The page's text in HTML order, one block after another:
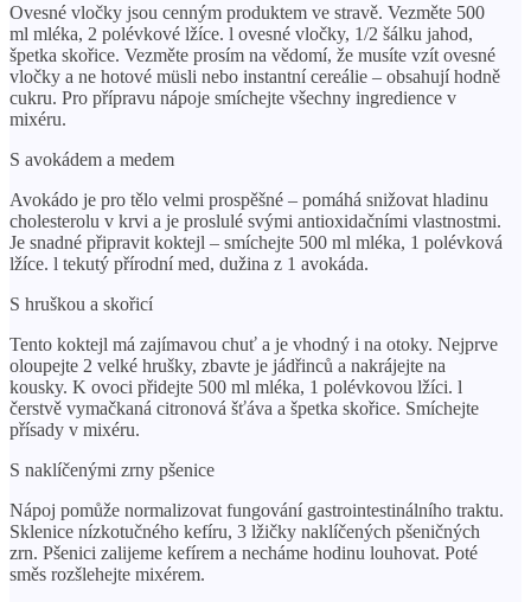
Ovesné vločky jsou cenným produktem ve stravě. Vezměte 500
ml mléka, 2 polévkové lžíce. l ovesné vločky, 1/2 šálku jahod,
špetka skořice. Vezměte prosím na vědomí, že musíte vzít ovesné
vločky a ne hotové müsli nebo instantní cereálie – obsahují hodně
cukru. Pro přípravu nápoje smíchejte všechny ingredience v
mixéru.
S avokádem a medem
Avokádo je pro tělo velmi prospěšné – pomáhá snižovat hladinu
cholesterolu v krvi a je proslulé svými antioxidačními vlastnostmi.
Je snadné připravit koktejl – smíchejte 500 ml mléka, 1 polévková
lžíce. l tekutý přírodní med, dužina z 1 avokáda.
S hruškou a skořicí
Tento koktejl má zajímavou chuť a je vhodný i na otoky. Nejprve
oloupejte 2 velké hrušky, zbavte je jádřinců a nakrájejte na
kousky. K ovoci přidejte 500 ml mléka, 1 polévkovou lžíci. l
čerstvě vymačkaná citronová šťáva a špetka skořice. Smíchejte
přísady v mixéru.
S naklíčenými zrny pšenice
Nápoj pomůže normalizovat fungování gastrointestinálního traktu.
Sklenice nízkotučného kefíru, 3 lžičky naklíčených pšeničných
zrn. Pšenici zalijeme kefírem a necháme hodinu louhovat. Poté
směs rozšlehejte mixérem.